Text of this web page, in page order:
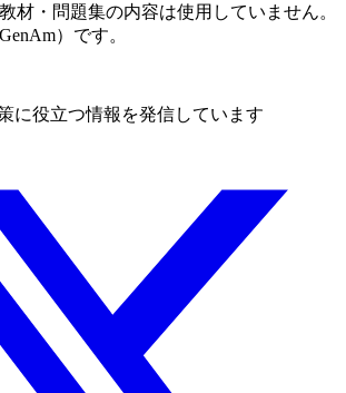
材・問題集の内容は使用していません。
）です。
に役立つ情報を発信しています